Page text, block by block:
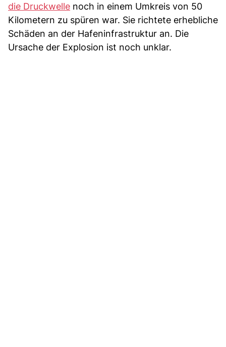
die Druckwelle noch in einem Umkreis von 50
Kilometern zu spüren war. Sie richtete erhebliche
Schäden an der Hafeninfrastruktur an. Die
Ursache der Explosion ist noch unklar.